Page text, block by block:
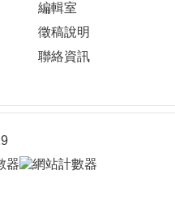
編輯室
徵稿說明
聯絡資訊